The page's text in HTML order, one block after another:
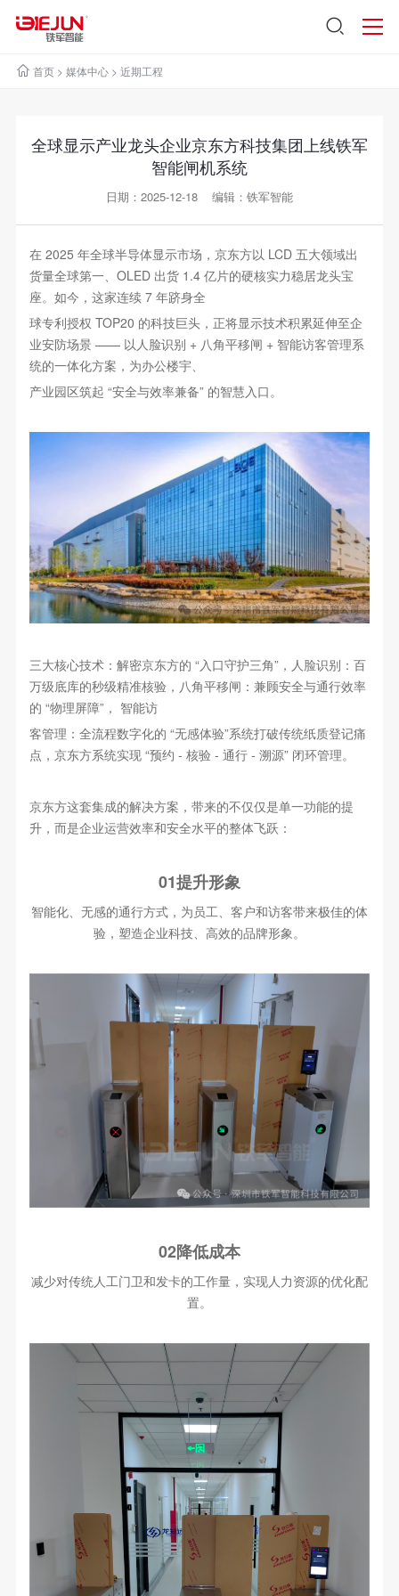
首页> 媒体中心> 近期工程
全球显示产业龙头企业京东方科技集团上线铁军
智能闸机系统
日期：2025-12-18 编辑：铁军智能
在 2025 年全球半导体显示市场，京东方以 LCD 五大领域出
货量全球第一、OLED 出货 1.4 亿片的硬核实力稳居龙头宝
座。如今，这家连续 7 年跻身全
球专利授权 TOP20 的科技巨头，正将显示技术积累延伸至企
业安防场景 —— 以人脸识别 + 八角平移闸 + 智能访客管理系
统的一体化方案，为办公楼宇、
产业园区筑起 “安全与效率兼备” 的智慧入口。
三大核心技术：解密京东方的 “入口守护三角”，人脸识别：百
万级底库的秒级精准核验，八角平移闸：兼顾安全与通行效率
的 “物理屏障”， 智能访
客管理：全流程数字化的 “无感体验”系统打破传统纸质登记痛
点，京东方系统实现 “预约 - 核验 - 通行 - 溯源” 闭环管理。
京东方这套集成的解决方案，带来的不仅仅是单一功能的提
升，而是企业运营效率和安全水平的整体飞跃：
01提升形象
智能化、无感的通行方式，为员工、客户和访客带来极佳的体
验，塑造企业科技、高效的品牌形象。
02降低成本
减少对传统人工门卫和发卡的工作量，实现人力资源的优化配
置。